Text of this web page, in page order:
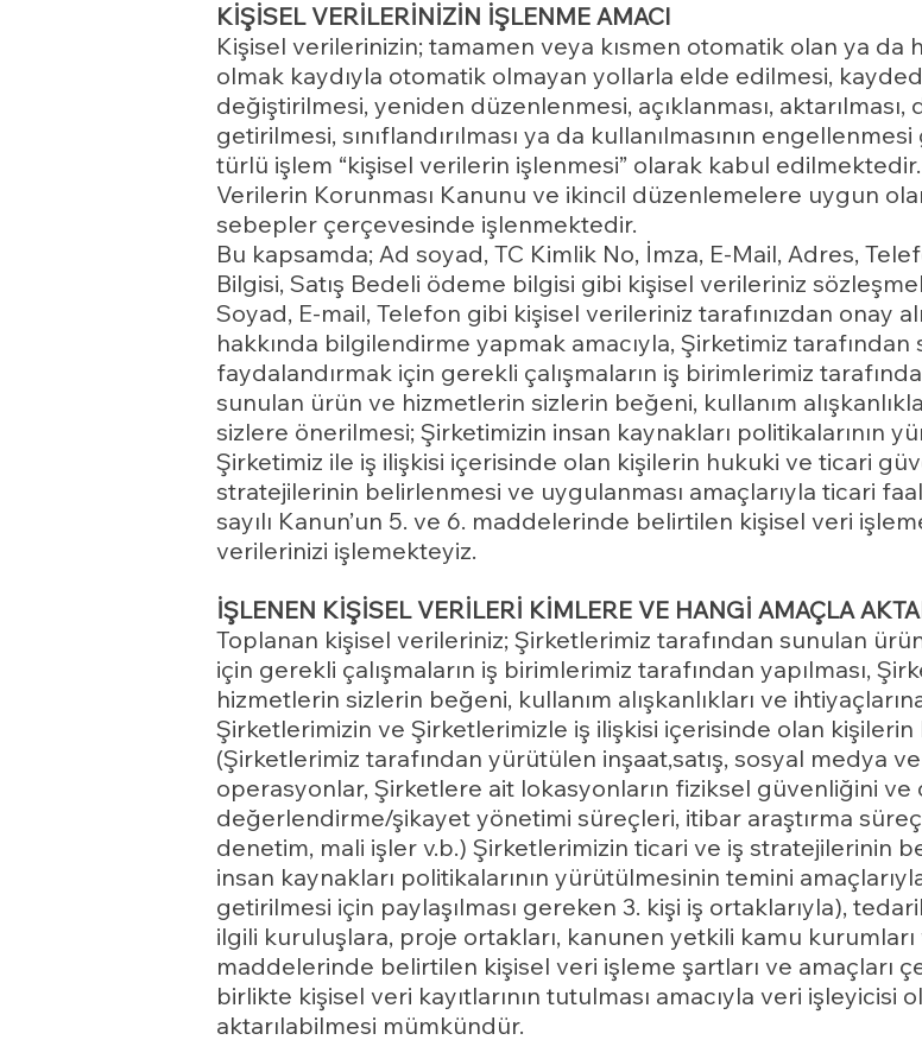
KİŞİSEL VERİLERİNİZİN İŞLENME AMACI
Kişisel verilerinizin; tamamen veya kısmen otomatik olan ya da
olmak kaydıyla otomatik olmayan yollarla elde edilmesi,
değiştirilmesi, yeniden düzenlenmesi, açıklanması,
getirilmesi, sınıflandırılması ya da kullanılmasının
türlü işlem “kişisel verilerin işlenmesi” olarak kabul
Verilerin Korunması Kanunu ve ikincil düzenlemelere uygun
sebepler çerçevesinde işlenmektedir.
Bu kapsamda; Ad soyad, TC Kimlik No, İmza, E-Mail, Adres,
Bilgisi, Satış Bedeli ödeme bilgisi gibi kişisel verileriniz
Soyad, E-mail, Telefon gibi kişisel verileriniz tarafınızdan onay
hakkında bilgilendirme yapmak amacıyla, Şirketimiz
faydalandırmak için gerekli çalışmaların iş birimlerimiz
sunulan ürün ve hizmetlerin sizlerin beğeni, kullanım
sizlere önerilmesi; Şirketimizin insan kaynakları politikalarının
Şirketimiz ile iş ilişkisi içerisinde olan kişilerin hukuki ve ticari
stratejilerinin belirlenmesi ve uygulanması amaçlarıyla ticari
sayılı Kanun’un 5. ve 6. maddelerinde belirtilen kişisel veri
verilerinizi işlemekteyiz.
İŞLENEN KİŞİSEL VERİLERİ KİMLERE VE HANGİ AMAÇLA
Toplanan kişisel verileriniz; Şirketlerimiz tarafından sunulan
için gerekli çalışmaların iş birimlerimiz tarafından yapılması,
hizmetlerin sizlerin beğeni, kullanım alışkanlıkları ve
Şirketlerimizin ve Şirketlerimizle iş ilişkisi içerisinde olan
(Şirketlerimiz tarafından yürütülen inşaat,satış, sosyal medya
operasyonlar, Şirketlere ait lokasyonların fiziksel güvenliğini
değerlendirme/şikayet yönetimi süreçleri, itibar araştırma
denetim, mali işler v.b.) Şirketlerimizin ticari ve iş stratejilerinin
insan kaynakları politikalarının yürütülmesinin temini
getirilmesi için paylaşılması gereken 3. kişi iş ortaklarıyla),
ilgili kuruluşlara, proje ortakları, kanunen yetkili kamu
maddelerinde belirtilen kişisel veri işleme şartları ve amaçları
birlikte kişisel veri kayıtlarının tutulması amacıyla veri
aktarılabilmesi mümkündür.